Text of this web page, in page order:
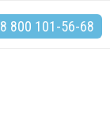
8 800 101-56-68